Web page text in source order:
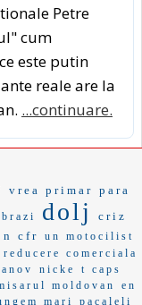
Petre
cum
este putin
reale are la
...continuare.
vrea primar para
dolj
criz
n cfr un motocilist
reducere comerciala
nicke t caps
moldovan
en
mari pacaleli